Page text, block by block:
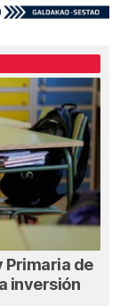
Primaria de
inversión